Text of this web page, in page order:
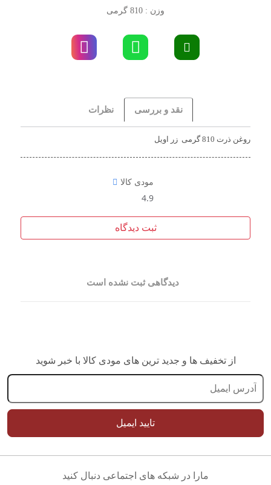
وزن : 810 گرمی
نقد و بررسی نظرات
روغن ذرت 810 گرمی زر اویل
مودی کالا
4.9
ثبت دیدگاه
دیدگاهی ثبت نشده است
از تخفیف ها و جدید ترین های مودی کالا با خبر شوید
تایید ایمیل
مارا در شبکه های اجتماعی دنبال کنید